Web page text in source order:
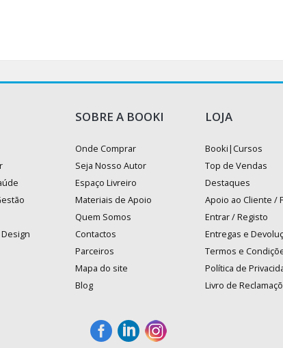
SOBRE A BOOKI
Onde Comprar
Seja Nosso Autor
Espaço Livreiro
Materiais de Apoio
Quem Somos
Contactos
Parceiros
Mapa do site
Blog
LOJA
Booki|Cursos
Top de Vendas
Destaques
Apoio ao Cliente /
Entrar / Registo
Entregas e
Termos e
Política de
Livro de